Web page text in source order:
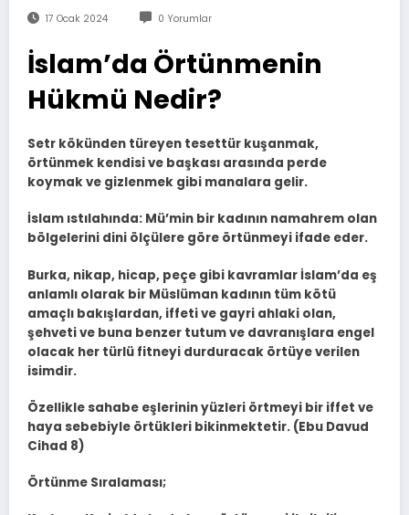
17 Ocak 2024 0 Yorumlar
İslam’da Örtünmenin
Hükmü Nedir?
Setr kökünden türeyen tesettür kuşanmak,
örtünmek kendisi ve başkası arasında perde
koymak ve gizlenmek gibi manalara gelir.
İslam ıstılahında: Mü’min bir kadının namahrem olan
bölgelerini dini ölçülere göre örtünmeyi ifade eder.
Burka, nikap, hicap, peçe gibi kavramlar İslam’da eş
anlamlı olarak bir Müslüman kadının tüm kötü
amaçlı bakışlardan, iffeti ve gayri ahlaki olan,
şehveti ve buna benzer tutum ve davranışlara engel
olacak her türlü fitneyi durduracak örtüye verilen
isimdir.
Özellikle sahabe eşlerinin yüzleri örtmeyi bir iffet ve
haya sebebiyle örtükleri bikinmektetir. (Ebu Davud
Cihad 8)
Örtünme Sıralaması;